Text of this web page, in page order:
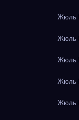
Жюль
Жюль
Жюль
Жюль
Жюль